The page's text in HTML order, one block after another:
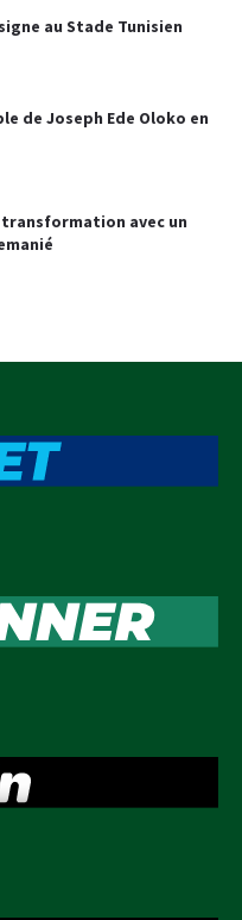
au Stade Tunisien
de Joseph Ede Oloko en
transformation avec un